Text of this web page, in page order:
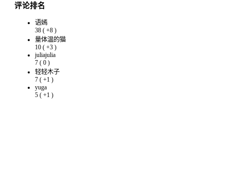
评论排名
语嫣
38 ( +8 )
量体温的猫
10 ( +3 )
juliajulia
7 ( 0 )
轻轻木子
7 ( +1 )
yuga
5 ( +1 )